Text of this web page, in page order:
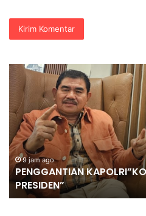
PENGGANTIAN
KAPOLRI”KOMPETENSI
ABSOLUT
PRESIDEN”
9 jam ago
PENGGANTIAN
PRESIDEN”